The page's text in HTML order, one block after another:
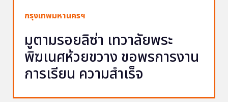
กรุงเทพมหานครฯ
มูตามรอยลิซ่า เทวาลัยพระ
พิฆเนศห้วยขวาง ขอพรการงาน
การเรียน ความสำเร็จ